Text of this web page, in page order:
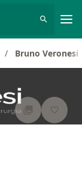
Bruno Veronesi